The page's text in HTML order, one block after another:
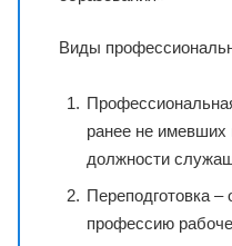
Виды
ранее не имевших
должности
Переподготовка
профессию